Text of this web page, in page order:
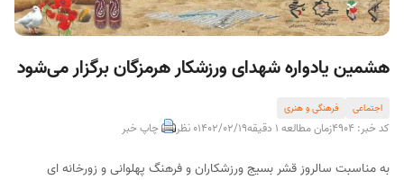
هشمین یادواره شهدای ورزشکار هرمزگان برگزار می‌شود
اجتماعی فرهنگی و هنری
کد خبر: 4904 زمان مطالعه 1 دقیقه 1402/02/190 نظر چاپ خبر
به مناسبت سالروز قشر بسیج ورزشکاران و فرهنگ پهلوانی و زورخانه ای